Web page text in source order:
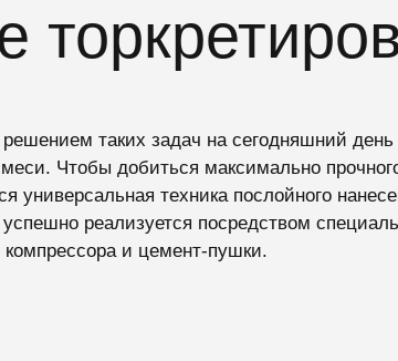
таких задач на сегодняшний день
Чтобы добиться максимально
универсальная техника послойного
реализуется посредством
компрессора и цемент-пушки.